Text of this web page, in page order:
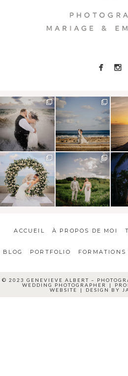
ACCUEIL À PROPOS DE MOI
BLOG PORTFOLIO
© 2023 GENEVIEVE ALBERT –
WEDDING PHOTOGRAPHER
|
WEBSITE
| DESIGN BY